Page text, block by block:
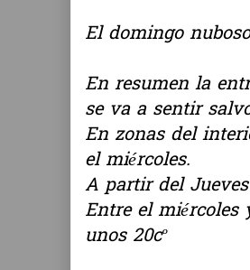
El domingo
En resumen la
se va a sentir
En zonas del
el miércoles.
A partir del
Entre el miércoles
unos 20cº